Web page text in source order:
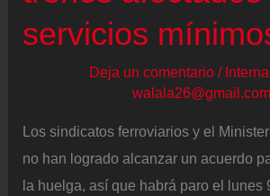
servicios
Deja un comentario /
walala26@gmail.com
Los sindicatos ferroviarios y el
no han logrado alcanzar un acuerdo
la huelga, así que habrá paro el lunes